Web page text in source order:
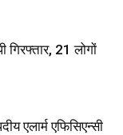
गिरफ्तार, 21 लोगों
एलार्म एफिसिएन्सी